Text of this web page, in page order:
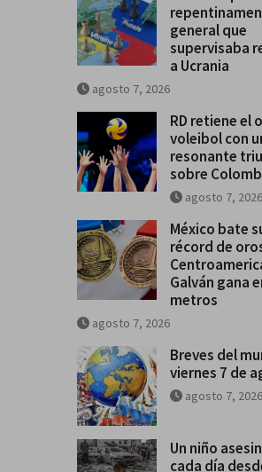
general que
supervisaba
a Ucrania
agosto 7, 2026
RD retiene el
voleibol con
resonante
sobre
agosto 7, 2026
México bate
récord de
Galván gana
metros
agosto 7, 2026
Breves del
viernes 7 de
agosto 7, 2026
Un niño
cada día